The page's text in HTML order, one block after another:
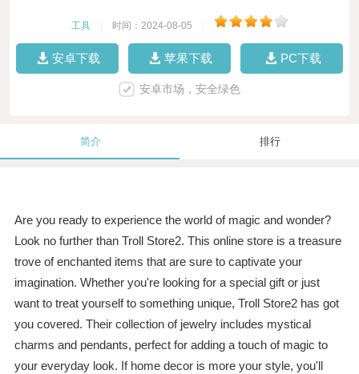
工具 时间：2024-08-05
安卓下载 苹果下载 PC下载
安卓市场，安全绿色
简介 排行
Are you ready to experience the world of magic and wonder?
Look no further than Troll Store2. This online store is a treasure
trove of enchanted items that are sure to captivate your
imagination. Whether you're looking for a special gift or just
want to treat yourself to something unique, Troll Store2 has got
you covered. Their collection of jewelry includes mystical
charms and pendants, perfect for adding a touch of magic to
your everyday look. If home decor is more your style, you'll